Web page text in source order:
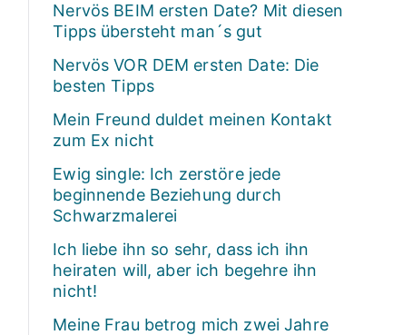
Nervös BEIM ersten Date? Mit diesen
Tipps übersteht man´s gut
Nervös VOR DEM ersten Date: Die
besten Tipps
Mein Freund duldet meinen Kontakt
zum Ex nicht
Ewig single: Ich zerstöre jede
beginnende Beziehung durch
Schwarzmalerei
Ich liebe ihn so sehr, dass ich ihn
heiraten will, aber ich begehre ihn
nicht!
Meine Frau betrog mich zwei Jahre